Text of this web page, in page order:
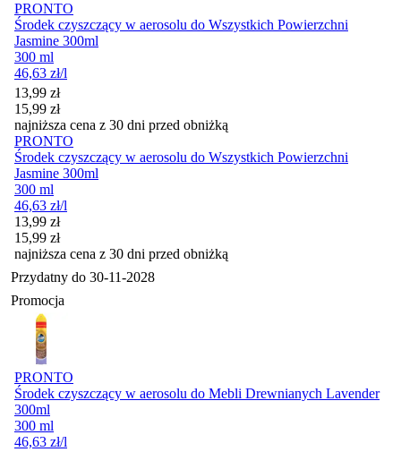
PRONTO
Środek czyszczący w aerosolu do Wszystkich Powierzchni
Jasmine 300ml
300 ml
46,63 zł/l
Cena promocyjna
13,99 zł
15,99 zł
najniższa cena z 30 dni przed obniżką
PRONTO
Środek czyszczący w aerosolu do Wszystkich Powierzchni
Jasmine 300ml
300 ml
46,63 zł/l
Cena promocyjna
13,99 zł
15,99 zł
najniższa cena z 30 dni przed obniżką
Przydatny do 30-11-2028
Promocja
PRONTO
Środek czyszczący w aerosolu do Mebli Drewnianych Lavender
300ml
300 ml
46,63 zł/l